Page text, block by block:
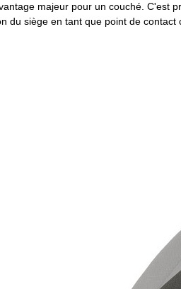
majeur pour un couché. C'est
du siège en tant que point de